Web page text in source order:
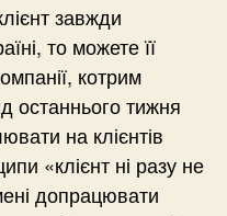
завжди
то можете її
котрим
останнього тижня
на клієнтів
«клієнт ні разу не
допрацювати